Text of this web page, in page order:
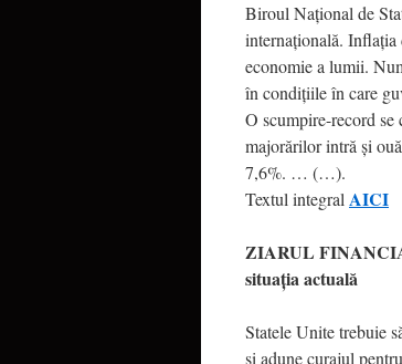
Biroul Naţional de
internaţională. Inflaţia
economie a lumii.
în condiţiile în care
O scumpire-record
majorărilor intră şi
7,6%. … (…).
Textul integral AICI
ZIARUL
situaţia actuală
Statele Unite trebuie
şi adune curajul